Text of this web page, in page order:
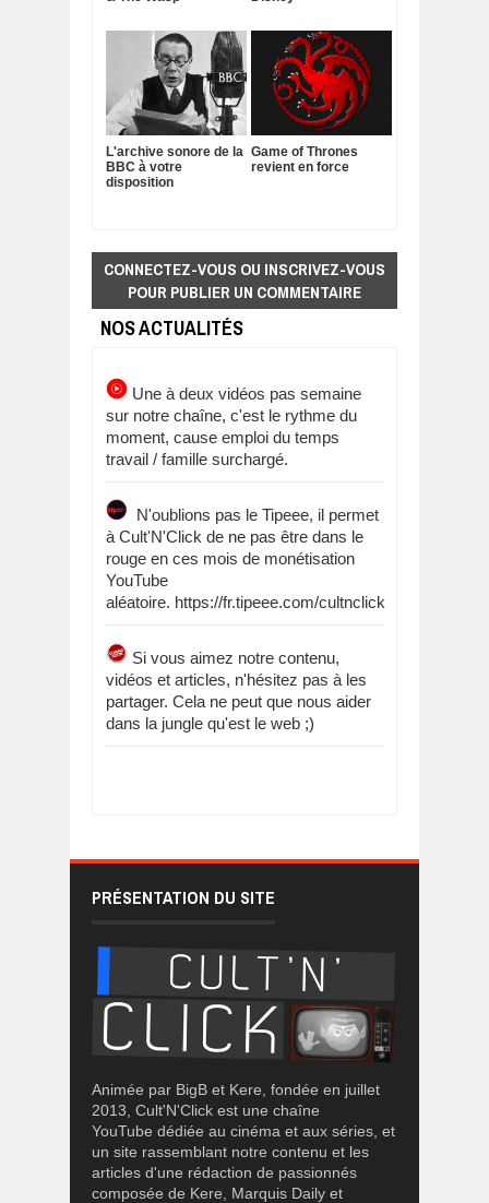
L'archive sonore de la
BBC à votre
disposition
Game of Thrones
revient en force
CONNECTEZ-VOUS OU INSCRIVEZ-VOUS
POUR PUBLIER UN COMMENTAIRE
NOS ACTUALITÉS
Une à deux vidéos pas semaine
sur notre chaîne, c'est le rythme du
moment, cause emploi du temps
travail / famille surchargé.
N'oublions pas le Tipeee, il permet
à Cult'N'Click de ne pas être dans le
rouge en ces mois de monétisation
YouTube
aléatoire. https://fr.tipeee.com/cultnclick
Si vous aimez notre contenu,
vidéos et articles, n'hésitez pas à les
partager. Cela ne peut que nous aider
dans la jungle qu'est le web ;)
PRÉSENTATION DU SITE
Animée par BigB et Kere, fondée en juillet
2013, Cult'N'Click est une chaîne
YouTube dédiée au cinéma et aux séries, et
un site rassemblant notre contenu et les
articles d'une rédaction de passionnés
composée de Kere, Marquis Daily et